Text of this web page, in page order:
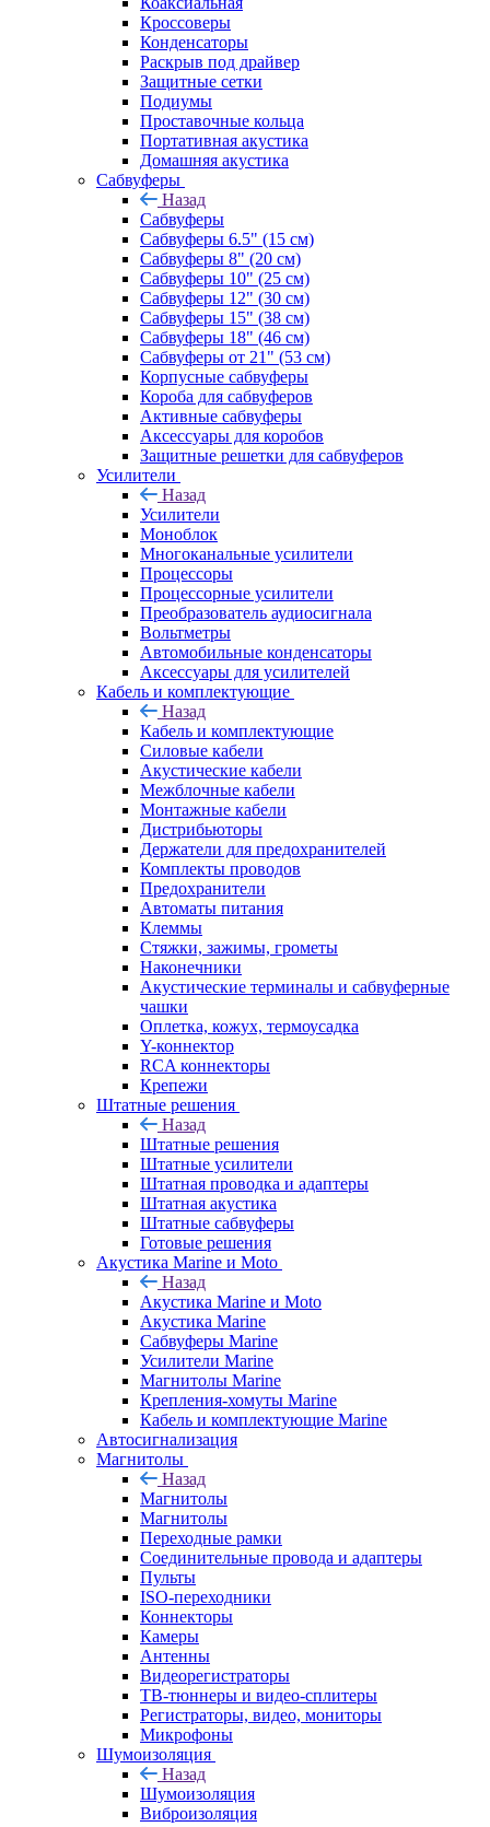
Кроссоверы
Конденсаторы
Раскрыв под драйвер
Защитные сетки
Подиумы
Проставочные кольца
Портативная акустика
Домашняя акустика
Сабвуферы
Назад
Сабвуферы
Сабвуферы 6.5" (15 см)
Сабвуферы 8" (20 см)
Сабвуферы 10" (25 см)
Сабвуферы 12" (30 см)
Сабвуферы 15" (38 см)
Сабвуферы 18" (46 см)
Сабвуферы от 21" (53 см)
Корпусные сабвуферы
Короба для сабвуферов
Активные сабвуферы
Аксессуары для коробов
Защитные решетки для сабвуферов
Усилители
Назад
Усилители
Моноблок
Многоканальные усилители
Процессоры
Процессорные усилители
Преобразователь аудиосигнала
Вольтметры
Автомобильные конденсаторы
Аксессуары для усилителей
Кабель и комплектующие
Назад
Кабель и комплектующие
Силовые кабели
Акустические кабели
Межблочные кабели
Монтажные кабели
Дистрибьюторы
Держатели для предохранителей
Комплекты проводов
Предохранители
Автоматы питания
Клеммы
Стяжки, зажимы, грометы
Наконечники
Акустические терминалы и сабвуферные
чашки
Оплетка, кожух, термоусадка
Y-коннектор
RCA коннекторы
Крепежи
Штатные решения
Назад
Штатные решения
Штатные усилители
Штатная проводка и адаптеры
Штатная акустика
Штатные сабвуферы
Готовые решения
Акустика Marine и Moto
Назад
Акустика Marine и Moto
Акустика Marine
Сабвуферы Marine
Усилители Marine
Магнитолы Marine
Крепления-хомуты Marine
Кабель и комплектующие Marine
Автосигнализация
Магнитолы
Назад
Магнитолы
Магнитолы
Переходные рамки
Соединительные провода и адаптеры
Пульты
ISO-переходники
Коннекторы
Камеры
Антенны
Видеорегистраторы
ТВ-тюннеры и видео-сплитеры
Регистраторы, видео, мониторы
Микрофоны
Шумоизоляция
Назад
Шумоизоляция
Виброизоляция